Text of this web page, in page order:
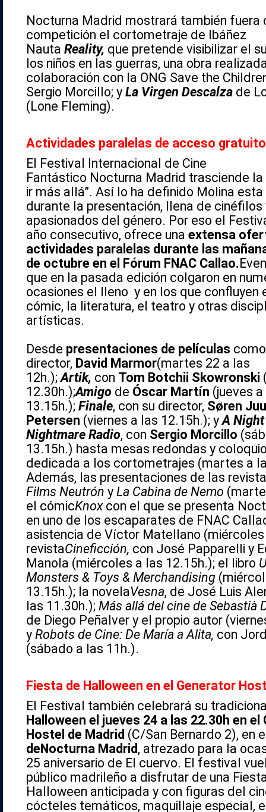
Nocturna Madrid mostrará también fuera
competición el cortometraje de Ibáñez
Nauta Reality, que pretende visibilizar el
los niños en las guerras, una obra
colaboración con la ONG Save the
Sergio Morcillo; y La Virgen Descalza de
(Lone Fleming).
Actividades paralelas de acceso gratuito
El Festival Internacional de Cine
Fantástico Nocturna Madrid trasciende la
ir más allá”. Así lo ha definido Molina
durante la presentación, llena de
apasionados del género. Por eso el
año consecutivo, ofrece una extensa
actividades paralelas durante las
de octubre en el Fórum FNAC Callao.
que en la pasada edición colgaron en
ocasiones el lleno y en los que confluyen
cómic, la literatura, el teatro y otras
artísticas.
Desde presentaciones de películas
director, David Marmor(martes 22 a las
12h.);Artik, con Tom Botchii Skowronski
12.30h.);Amigo de Óscar Martín (jueves
13.15h.); Finale, con su director, Søren
Petersen (viernes a las 12.15h.); yA
Nightmare Radio, con Sergio Morcillo
13.15h.) hasta mesas redondas y
dedicada a los cortometrajes (martes a
Además, las presentaciones de las
Films Neutrón y La Cabina de Nemo
el cómicKnoxcon el que se presenta
en uno de los escaparates de FNAC
asistencia de Víctor Matellano (miércoles
revistaCineficción, con José Papparelli y
Manola (miércoles a las 12.15h.); el libro
Monsters & Toys & Merchandising
13.15h.); la novelaVesna, de José Luis
las 11.30h.); Más allá del cine de Sebastià
de Diego Peñalver y el propio autor
y Robots de Cine: De María a Alita, con
(sábado a las 11h.).
Fiesta de Halloween en el Generator
El Festival también celebrará su
Halloween el jueves 24 a las 22.30h en el
Hostel de Madrid (C/San Bernardo 2), en
deNocturna Madrid , atrezado para la
25 aniversario de El cuervo. El festival
público madrileño a disfrutar de una
Halloween anticipada y con figuras del
cócteles temáticos, maquillaje especial,